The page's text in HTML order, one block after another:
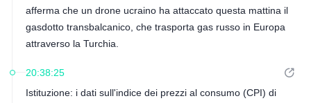
afferma che un drone ucraino ha attaccato questa mattina il
gasdotto transbalcanico, che trasporta gas russo in Europa
attraverso la Turchia.
20:38:25
Istituzione: i dati sull'indice dei prezzi al consumo (CPI) di